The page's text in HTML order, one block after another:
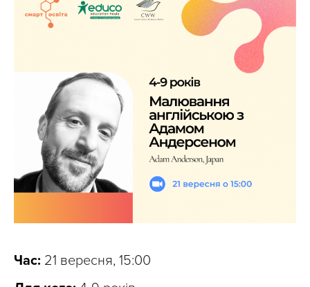
Час: 21 вересня, 15:00